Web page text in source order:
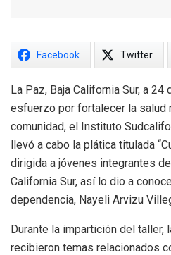
Facebook Twitter
La Paz, Baja California Sur, a
esfuerzo por fortalecer la salud
comunidad, el Instituto
llevó a cabo la plática titulada
dirigida a jóvenes integrantes
California Sur, así lo dio a
dependencia, Nayeli Arvizu
Durante la impartición del taller,
recibieron temas relacionados